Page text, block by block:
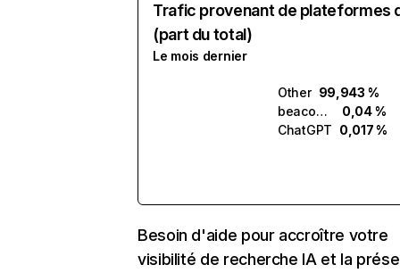
Trafic provenant de plateformes
(part du total)
Le mois dernier
Other 99,943 %
beacons.ai
0,04 %
ChatGPT 0,017 %
Besoin d'aide pour accroître votre
visibilité de recherche IA et la